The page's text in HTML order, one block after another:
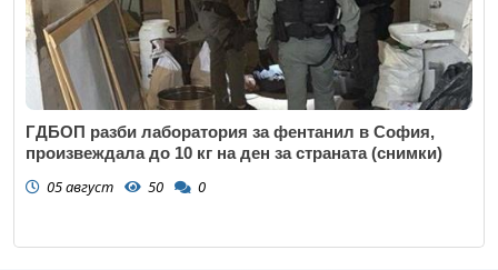
ГДБОП разби лаборатория за фентанил в София,
произвеждала до 10 кг на ден за страната (снимки)
05 август 50 0